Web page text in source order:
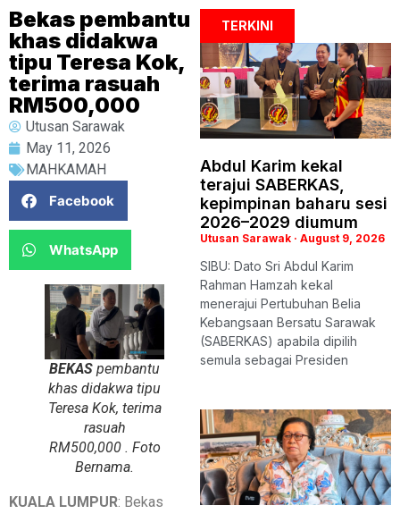
Bekas pembantu
khas didakwa
tipu Teresa Kok,
terima rasuah
RM500,000
Utusan Sarawak
May 11, 2026
MAHKAMAH
Facebook
WhatsApp
BEKAS pembantu
khas didakwa tipu
Teresa Kok, terima
rasuah
RM500,000 . Foto
Bernama.
KUALA LUMPUR: Bekas
TERKINI
Abdul Karim kekal
terajui SABERKAS,
kepimpinan baharu sesi
2026–2029 diumum
Utusan Sarawak August 9, 2026
SIBU: Dato Sri Abdul Karim
Rahman Hamzah kekal
menerajui Pertubuhan Belia
Kebangsaan Bersatu Sarawak
(SABERKAS) apabila dipilih
semula sebagai Presiden